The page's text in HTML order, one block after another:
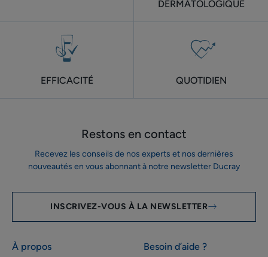
DERMATOLOGIQUE
EFFICACITÉ QUOTIDIEN
Restons en contact
Recevez les conseils de nos experts et nos dernières
nouveautés en vous abonnant à notre newsletter Ducray
INSCRIVEZ-VOUS À LA NEWSLETTER
À propos Besoin d’aide ?